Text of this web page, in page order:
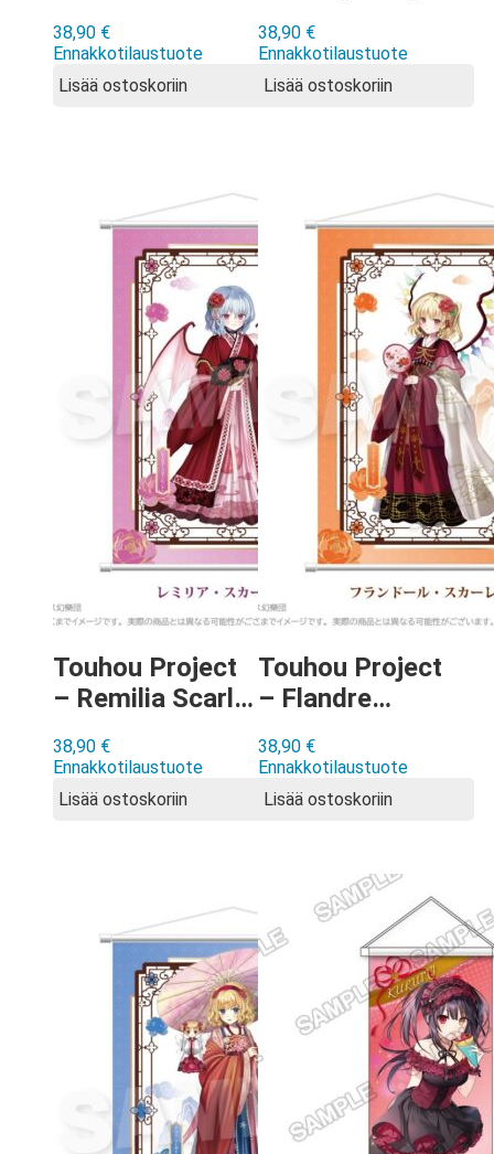
Dress ver Wall
Scroll
38,90 €
Ennakkotilaustuote
Lisää ostoskoriin
Dress ver Wall
Scroll
38,90 €
Ennakkotilaustuote
Lisää ostoskoriin
Touhou Project
– Remilia Scarlet
Dress ver Wall
Scroll
38,90 €
Ennakkotilaustuote
Lisää ostoskoriin
Touhou Project
– Flandre
Style Dress ver
Wall Scroll
38,90 €
Ennakkotilaustuote
Lisää ostoskoriin